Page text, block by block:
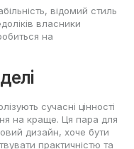
відомий стиль
власники
на
сучасні цінності
на краще. Ця пара для
дизайн, хоче бути
практичністю та